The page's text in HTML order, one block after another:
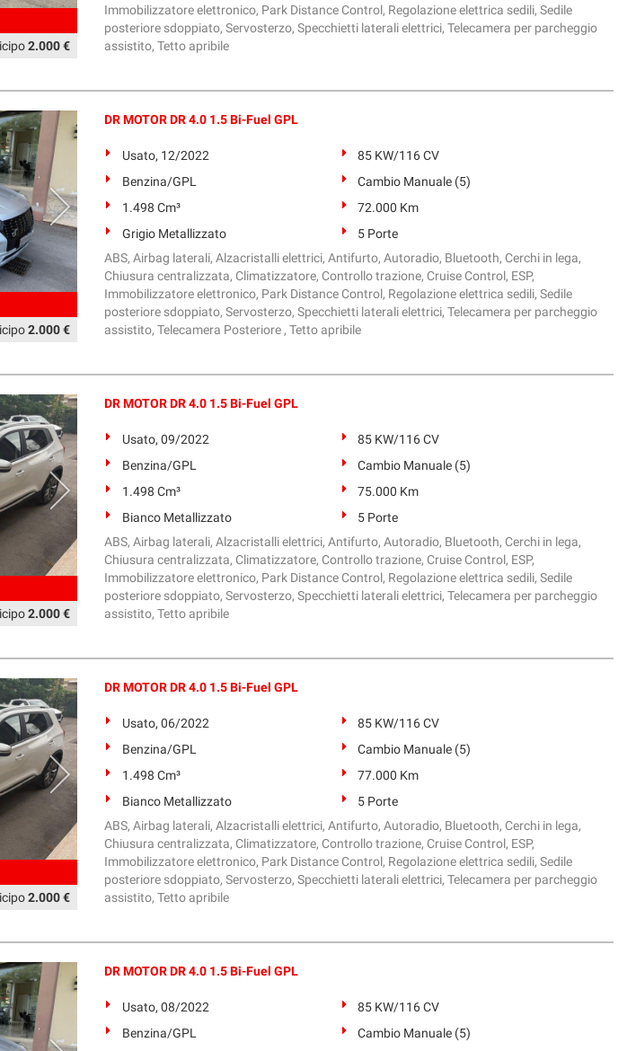
2.000 €
Immobilizzatore elettronico, Park Distance Control, Regolazione elettrica sedili, Sedile
posteriore sdoppiato, Servosterzo, Specchietti laterali elettrici, Telecamera per parcheggio
assistito, Tetto apribile
2.000 €
DR MOTOR DR 4.0 1.5 Bi-Fuel GPL
Usato, 12/2022
85 KW/116 CV
Benzina/GPL
Cambio Manuale (5)
1.498 Cm³
72.000 Km
Grigio Metallizzato
5 Porte
ABS, Airbag laterali, Alzacristalli elettrici, Antifurto, Autoradio, Bluetooth, Cerchi in lega,
Chiusura centralizzata, Climatizzatore, Controllo trazione, Cruise Control, ESP,
Immobilizzatore elettronico, Park Distance Control, Regolazione elettrica sedili, Sedile
posteriore sdoppiato, Servosterzo, Specchietti laterali elettrici, Telecamera per parcheggio
assistito, Telecamera Posteriore , Tetto apribile
2.000 €
DR MOTOR DR 4.0 1.5 Bi-Fuel GPL
Usato, 09/2022
85 KW/116 CV
Benzina/GPL
Cambio Manuale (5)
1.498 Cm³
75.000 Km
Bianco Metallizzato
5 Porte
ABS, Airbag laterali, Alzacristalli elettrici, Antifurto, Autoradio, Bluetooth, Cerchi in lega,
Chiusura centralizzata, Climatizzatore, Controllo trazione, Cruise Control, ESP,
Immobilizzatore elettronico, Park Distance Control, Regolazione elettrica sedili, Sedile
posteriore sdoppiato, Servosterzo, Specchietti laterali elettrici, Telecamera per parcheggio
assistito, Tetto apribile
2.000 €
DR MOTOR DR 4.0 1.5 Bi-Fuel GPL
Usato, 06/2022
85 KW/116 CV
Benzina/GPL
Cambio Manuale (5)
1.498 Cm³
77.000 Km
Bianco Metallizzato
5 Porte
ABS, Airbag laterali, Alzacristalli elettrici, Antifurto, Autoradio, Bluetooth, Cerchi in lega,
Chiusura centralizzata, Climatizzatore, Controllo trazione, Cruise Control, ESP,
Immobilizzatore elettronico, Park Distance Control, Regolazione elettrica sedili, Sedile
posteriore sdoppiato, Servosterzo, Specchietti laterali elettrici, Telecamera per parcheggio
assistito, Tetto apribile
DR MOTOR DR 4.0 1.5 Bi-Fuel GPL
Usato, 08/2022
85 KW/116 CV
Benzina/GPL
Cambio Manuale (5)